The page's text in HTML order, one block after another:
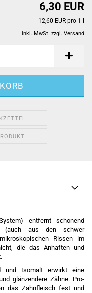
6,30 EUR
12,60 EUR pro 1 l
inkl. MwSt. zzgl. Versand
entfernt schonend
(auch aus den schwer
Rissen im
die das Anhaften und
und Isomalt erwirkt eine
glänzendere Zähne. Pro-
das Zahnfleisch fest und